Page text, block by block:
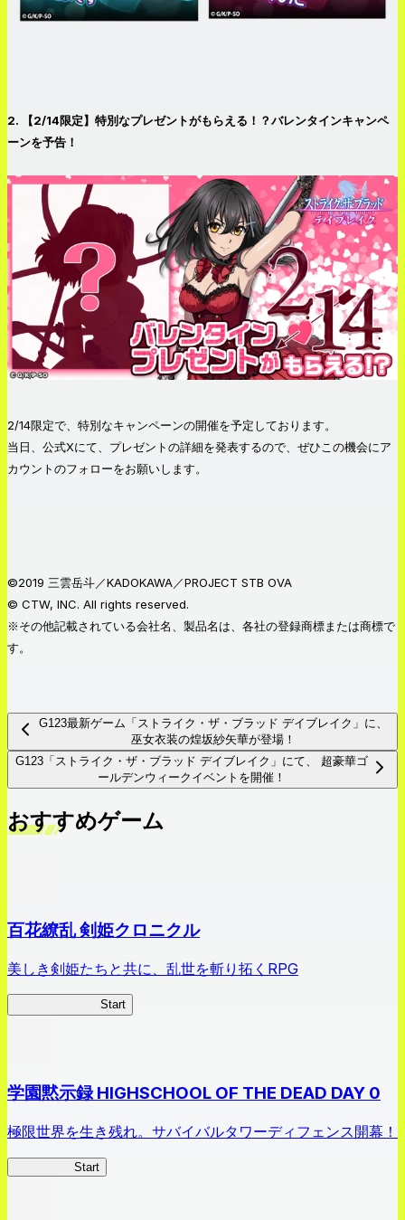
2. 【2/14限定】特別なプレゼントがもらえる！？バレンタインキャンペ
ーンを予告！
2/14限定で、特別なキャンペーンの開催を予定しております。
当日、公式Xにて、プレゼントの詳細を発表するので、ぜひこの機会にア
カウントのフォローをお願いします。
©2019 三雲岳斗／KADOKAWA／PROJECT STB OVA
© CTW, INC. All rights reserved.
※その他記載されている会社名、製品名は、各社の登録商標または商標で
す。
G123最新ゲーム「ストライク・ザ・ブラッド デイブレイク」に、
巫女衣装の煌坂紗矢華が登場！
G123「ストライク・ザ・ブラッド デイブレイク」にて、 超豪華ゴ
ールデンウィークイベントを開催！
おすすめゲーム
百花繚乱 剣姫クロニクル
美しき剣姫たちと共に、乱世を斬り拓くRPG
Start
学園黙示録 HIGHSCHOOL OF THE DEAD DAY 0
極限世界を生き残れ。サバイバルタワーディフェンス開幕！
Start